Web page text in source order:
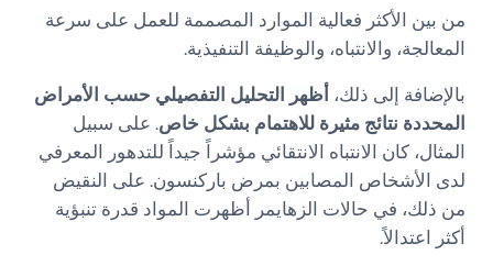
من بين الأكثر فعالية الموارد المصممة للعمل على سرعة
المعالجة، والانتباه، والوظيفة التنفيذية.
بالإضافة إلى ذلك، أظهر التحليل التفصيلي حسب الأمراض
المحددة نتائج مثيرة للاهتمام بشكل خاص. على سبيل
المثال، كان الانتباه الانتقائي مؤشراً جيداً للتدهور المعرفي
لدى الأشخاص المصابين بمرض باركنسون. على النقيض
من ذلك، في حالات الزهايمر أظهرت المواد قدرة تنبؤية
أكثر اعتدالاً.